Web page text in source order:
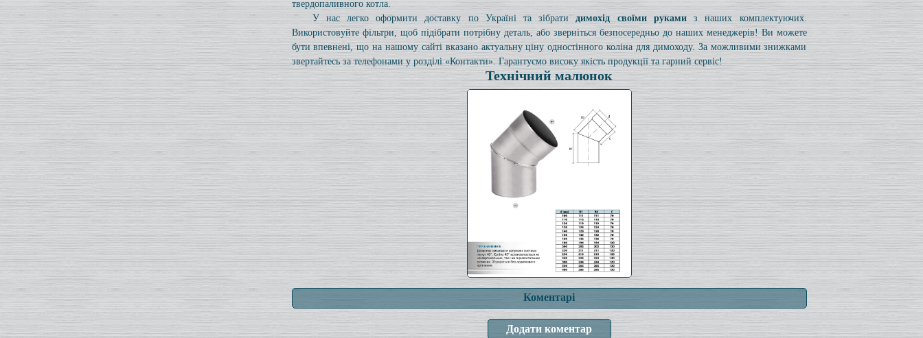
твердопаливного котла.
У нас легко оформити доставку по Україні та зібратидимохід своїми рукамиз наших комплектуючих.
Використовуйте фільтри, щоб підібрати потрібну деталь, або зверніться безпосередньо до наших менеджерів! Ви можете
бути впевнені, що на нашому сайті вказано актуальну ціну одностінного коліна для димоходу. За можливими знижками
звертайтесь за телефонами у розділі «Контакти». Гарантуємо високу якість продукції та гарний сервіс!
Технічний малюнок
Коментарі